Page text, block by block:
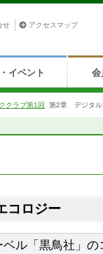
せ アクセスマップ
イベント 会
クラブ第1回 第2章 デジタル
コロジー
ル「黒鳥社」の